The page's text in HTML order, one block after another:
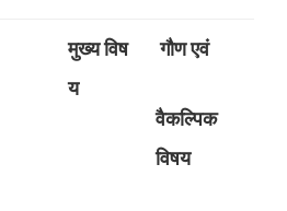
मुख्‍य विष
य
गौण एवं
वैकल्पिक
विषय